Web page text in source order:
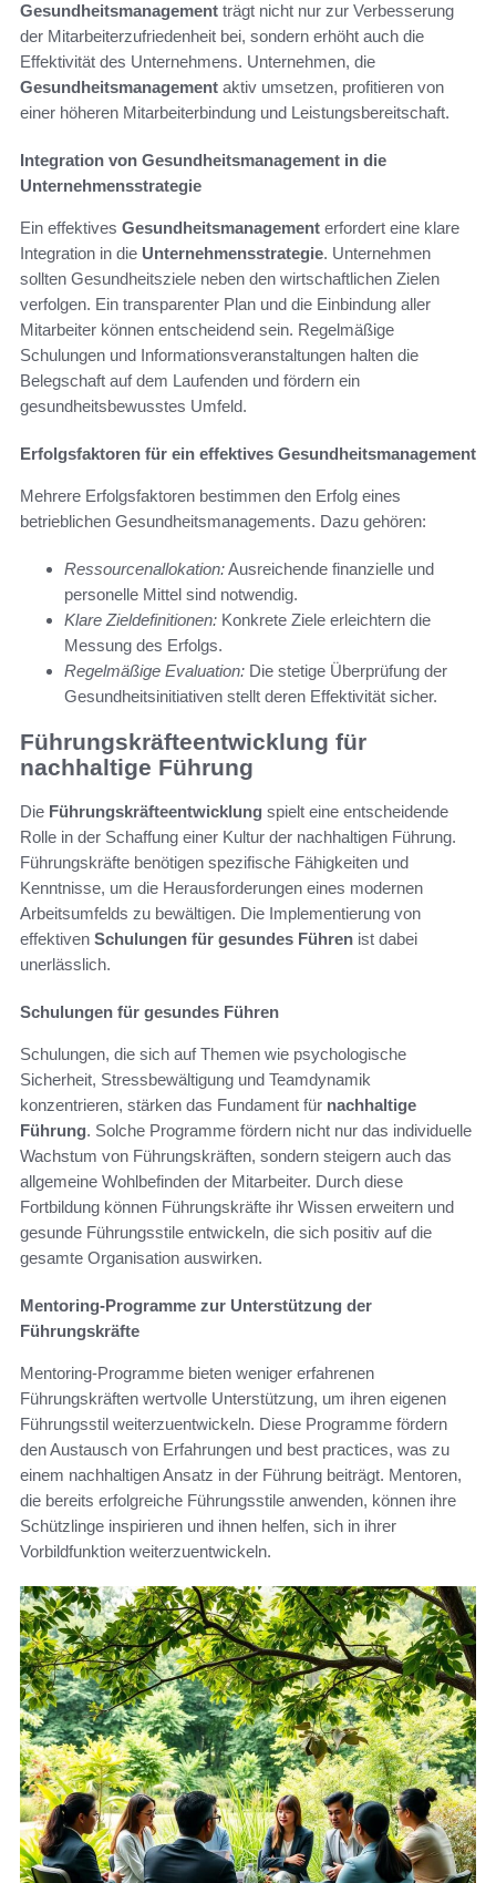
Gesundheitsmanagement trägt nicht nur zur Verbesserung
der Mitarbeiterzufriedenheit bei, sondern erhöht auch die
Effektivität des Unternehmens. Unternehmen, die
Gesundheitsmanagement aktiv umsetzen, profitieren von
einer höheren Mitarbeiterbindung und Leistungsbereitschaft.
Integration von Gesundheitsmanagement in die
Unternehmensstrategie
Ein effektives Gesundheitsmanagement erfordert eine klare
Integration in die Unternehmensstrategie. Unternehmen
sollten Gesundheitsziele neben den wirtschaftlichen Zielen
verfolgen. Ein transparenter Plan und die Einbindung aller
Mitarbeiter können entscheidend sein. Regelmäßige
Schulungen und Informationsveranstaltungen halten die
Belegschaft auf dem Laufenden und fördern ein
gesundheitsbewusstes Umfeld.
Erfolgsfaktoren für ein effektives Gesundheitsmanagement
Mehrere Erfolgsfaktoren bestimmen den Erfolg eines
betrieblichen Gesundheitsmanagements. Dazu gehören:
Ressourcenallokation:Ausreichende finanzielle und
personelle Mittel sind notwendig.
Klare Zieldefinitionen: Konkrete Ziele erleichtern die
Messung des Erfolgs.
Regelmäßige Evaluation: Die stetige Überprüfung der
Gesundheitsinitiativen stellt deren Effektivität sicher.
Führungskräfteentwicklung für
nachhaltige Führung
Die Führungskräfteentwicklung spielt eine entscheidende
Rolle in der Schaffung einer Kultur der nachhaltigen Führung.
Führungskräfte benötigen spezifische Fähigkeiten und
Kenntnisse, um die Herausforderungen eines modernen
Arbeitsumfelds zu bewältigen. Die Implementierung von
effektiven Schulungen für gesundes Führen ist dabei
unerlässlich.
Schulungen für gesundes Führen
Schulungen, die sich auf Themen wie psychologische
Sicherheit, Stressbewältigung und Teamdynamik
konzentrieren, stärken das Fundament für nachhaltige
Führung. Solche Programme fördern nicht nur das individuelle
Wachstum von Führungskräften, sondern steigern auch das
allgemeine Wohlbefinden der Mitarbeiter. Durch diese
Fortbildung können Führungskräfte ihr Wissen erweitern und
gesunde Führungsstile entwickeln, die sich positiv auf die
gesamte Organisation auswirken.
Mentoring-Programme zur Unterstützung der
Führungskräfte
Mentoring-Programme bieten weniger erfahrenen
Führungskräften wertvolle Unterstützung, um ihren eigenen
Führungsstil weiterzuentwickeln. Diese Programme fördern
den Austausch von Erfahrungen und best practices, was zu
einem nachhaltigen Ansatz in der Führung beiträgt. Mentoren,
die bereits erfolgreiche Führungsstile anwenden, können ihre
Schützlinge inspirieren und ihnen helfen, sich in ihrer
Vorbildfunktion weiterzuentwickeln.